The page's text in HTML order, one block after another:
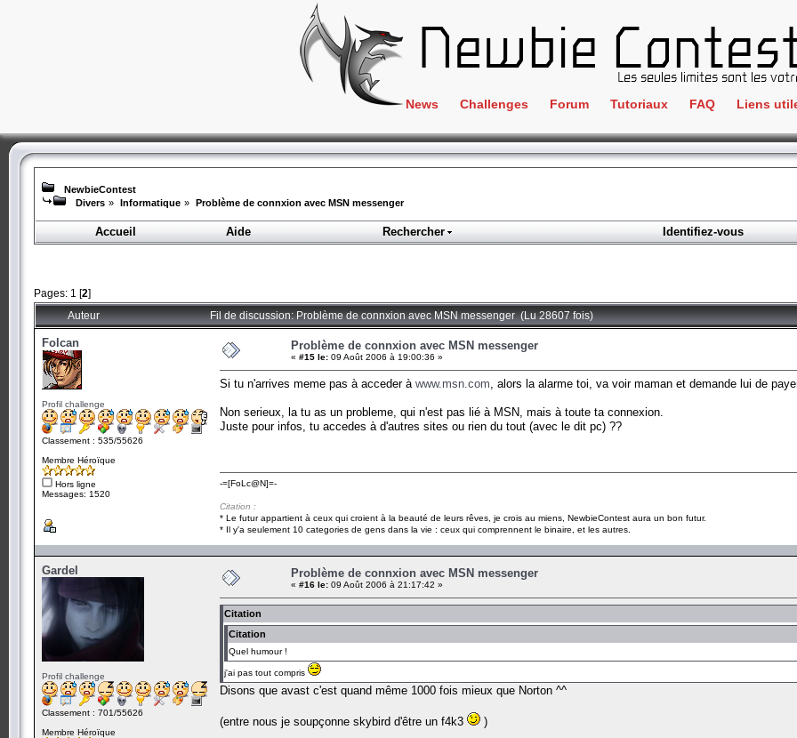
News Challenges
Crackme
ClientSide
Forensics
Programmation
Wargame
Forum Tutoriaux FAQ Liens
IRC
NewbieContest
Divers » Informatique » Problème de connxion avec MSN messenger
Accueil
Aide Rechercher Identifiez-vous
Pages: 1 [2]
Auteur Fil de discussion: Problème de connxion avec MSN messenger (Lu 28607 fois)
Folcan
Profil challenge
Classement : 535/55626
Membre Héroïque
Hors ligne
Messages: 1520
Problème de connxion avec MSN messenger
« #15 le: 09 Août 2006 à 19:00:36 »
Si tu n'arrives meme pas à acceder à www.msn.com , alors la alarme toi, va voir maman et demande lui de
Non serieux, la tu as un probleme, qui n'est pas lié à MSN, mais à toute ta connexion.
Juste pour infos, tu accedes à d'autres sites ou rien du tout (avec le dit pc) ??
-=[FoLc@N]=-
Citation :
* Le futur appartient à ceux qui croient à la beauté de leurs rêves, je crois au miens, NewbieContest aura un bon futur.
* Il y'a seulement 10 categories de gens dans la vie : ceux qui comprennent le binaire, et les autres.
Gardel
Profil challenge
Classement : 701/55626
Membre Héroïque
Problème de connxion avec MSN messenger
« #16 le: 09 Août 2006 à 21:17:42 »
Citation
Citation
Quel humour !
j'ai pas tout compris
Disons que avast c'est quand même 1000 fois mieux que Norton ^^
(entre nous je soupçonne skybird d'être un f4k3 )